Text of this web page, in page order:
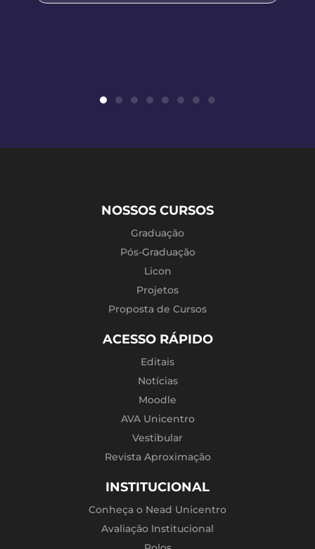
NOSSOS CURSOS
Graduação
Pós-Graduação
Licon
Projetos
Proposta de Cursos
ACESSO RÁPIDO
Editais
Notícias
Moodle
AVA Unicentro
Vestibular
Revista Aproximação
INSTITUCIONAL
Conheça o Nead Unicentro
Avaliação Institucional